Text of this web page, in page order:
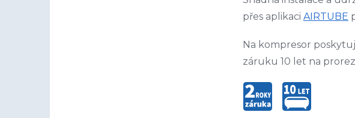
přes aplikaci AIRTUBE
Na kompresor
záruku 10 let na